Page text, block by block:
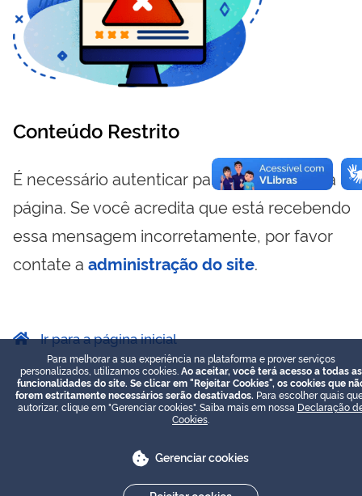
Conteúdo Restrito
É necessário autenticar para visualizar essa
página. Se você acredita que está recebendo
essa mensagem incorretamente, por favor
contate a administração do site.
Ir para a página inicial
Para melhorar a sua experiência na plataforma e prover serviços
personalizados, utilizamos cookies. Ao aceitar, você terá acesso a todas as
funcionalidades do site. Se clicar em "Rejeitar Cookies", os cookies que
forem estritamente necessários serão desativados. Para escolher quais
autorizar, clique em "Gerenciar cookies". Saiba mais em nossa Declaração
Cookies
Gerenciar cookies